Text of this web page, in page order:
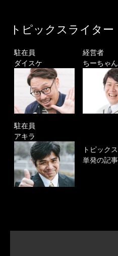
トピックスライター
駐在員
ダイスケ
経営者
ちーちゃん
駐在員
アキラ
トピック
単発の記